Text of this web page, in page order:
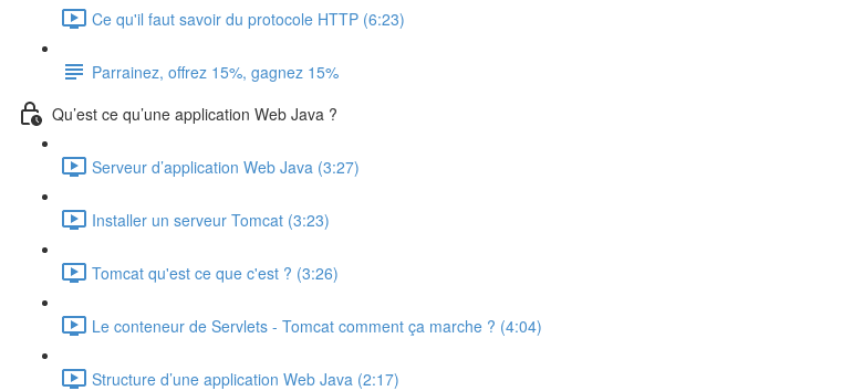
Ce qu'il faut savoir du protocole HTTP (6:23)
Parrainez, offrez 15%, gagnez 15%
Qu’est ce qu’une application Web Java ?
Serveur d’application Web Java (3:27)
Installer un serveur Tomcat (3:23)
Tomcat qu'est ce que c'est ? (3:26)
Le conteneur de Servlets - Tomcat comment ça marche ? (4:04)
Structure d’une application Web Java (2:17)